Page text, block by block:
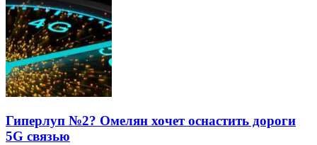
Гиперлуп №2? Омелян хочет оснастить дороги
5G связью